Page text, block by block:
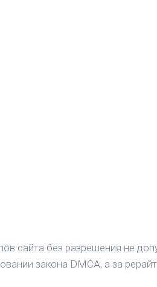
сайта без разрешения не
закона DMCA, а за